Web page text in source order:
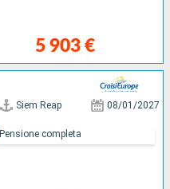
5 903 €
Siem Reap 08/01/2027
Pensione completa